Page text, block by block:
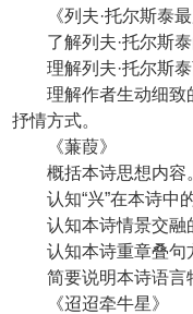
《列夫·托尔斯泰最
了解列夫·托尔斯泰
理解列夫·托尔斯泰
理解作者生动细致
抒情方式。
《蒹葭》
概括本诗思想内容。
认知“兴”在本诗中的
认知本诗情景交融
认知本诗重章叠句
简要说明本诗语言
《迢迢牵牛星》